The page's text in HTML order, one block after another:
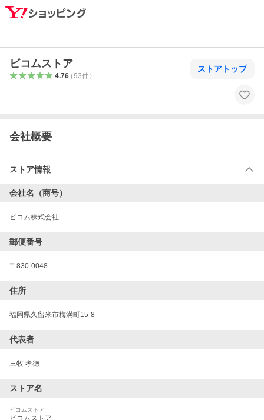
ビコムストア
4.76（93件）
ストアトップ
会社概要
ストア情報
会社名（商号）
ビコム株式会社
郵便番号
〒 830-0048
住所
福岡県久留米市梅満町15-8
代表者
三牧 孝徳
ストア名
ビコムストア
ビコムストア